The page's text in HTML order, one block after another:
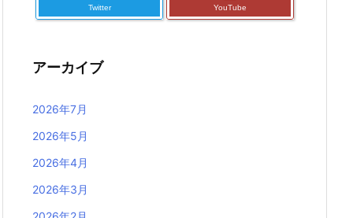
Twitter YouTube
アーカイブ
2026年7月
2026年5月
2026年4月
2026年3月